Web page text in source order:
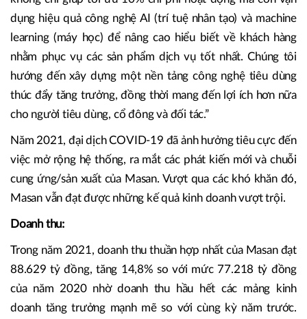
dụng hiệu quả công nghệ AI (trí tuệ nhân tạo) và machine
learning (máy học) để nâng cao hiểu biết về khách hàng
nhằm phục vụ các sản phẩm dịch vụ tốt nhất. Chúng tôi
hướng đến xây dựng một nền tảng công nghệ tiêu dùng
thúc đẩy tăng trưởng, đồng thời mang đến lợi ích hơn nữa
cho người tiêu dùng, cổ đông và đối tác.”
Năm 2021, đại dịch COVID-19 đã ảnh hưởng tiêu cực đến
việc mở rộng hệ thống, ra mắt các phát kiến mới và chuỗi
cung ứng/sản xuất của Masan. Vượt qua các khó khăn đó,
Masan vẫn đạt được những kế quả kinh doanh vượt trội.
Doanh thu:
Trong năm 2021, doanh thu thuần hợp nhất của Masan đạt
88.629 tỷ đồng, tăng 14,8% so với mức 77.218 tỷ đồng
của năm 2020 nhờ doanh thu hầu hết các mảng kinh
doanh tăng trưởng mạnh mẽ so với cùng kỳ năm trước.